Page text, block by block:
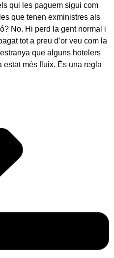
qui les paguem sigui com
que tenen exministres als
No. Hi perd la gent normal i
tot a preu d’or veu com la
que alguns hotelers
més fluix. És una regla